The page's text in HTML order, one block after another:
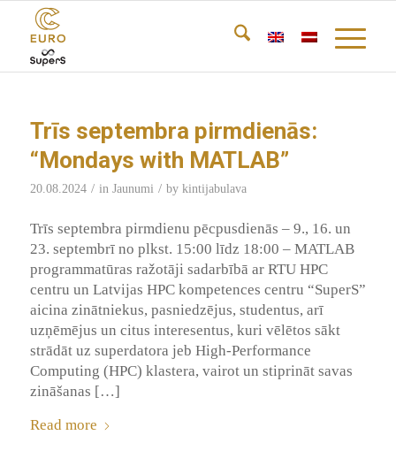
Trīs septembra pirmdienās:
“Mondays with MATLAB”
20.08.2024 / in Jaunumi / by kintijabulava
Trīs septembra pirmdienu pēcpusdienās – 9., 16. un
23. septembrī no plkst. 15:00 līdz 18:00 – MATLAB
programmatūras ražotāji sadarbībā ar RTU HPC
centru un Latvijas HPC kompetences centru “SuperS”
aicina zinātniekus, pasniedzējus, studentus, arī
uzņēmējus un citus interesentus, kuri vēlētos sākt
strādāt uz superdatora jeb High-Performance
Computing (HPC) klastera, vairot un stiprināt savas
zināšanas […]
Read more